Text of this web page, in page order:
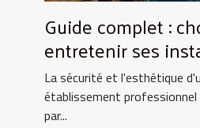
Guide complet :
entretenir ses
fermeture
La sécurité et l'esthétique
établissement
par...